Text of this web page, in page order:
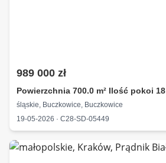
989 000 zł
Powierzchnia 700.0 m² Ilość pokoi 18
śląskie, Buczkowice, Buczkowice
19-05-2026 · C28-SD-05449